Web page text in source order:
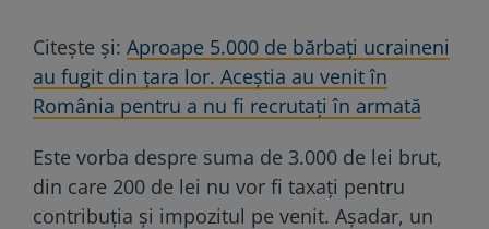
Citește și: Aproape 5.000 de bărbaţi ucraineni
au fugit din țara lor. Aceștia au venit în
România pentru a nu fi recrutați în armată
Este vorba despre suma de 3.000 de lei brut,
din care 200 de lei nu vor fi taxați pentru
contribuția și impozitul pe venit. Așadar, un